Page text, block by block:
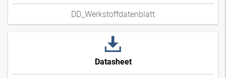
DD_Werkstoffdatenblatt
Datasheet